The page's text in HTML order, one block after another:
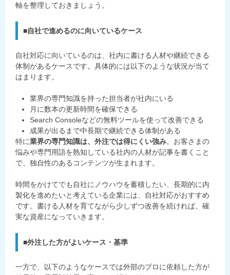
軸を整理しておきましょう。
■自社で進めるのに向いているケース
自社対応に向いているのは、社内に書ける人材や継続できる
体制があるケースです。具体的には以下のような状況が当て
はまります。
業界の専門知識を持った担当者が社内にいる
月に数本の更新時間を確保できる
Search Consoleなどの無料ツールを使って改善できる
成果が出るまで中長期で継続できる体制がある
特に業界の専門知識は、外注では得にくい強み。お客さまの
悩みや専門用語を熟知している社内の人材が記事を書くこと
で、独自性のあるコンテンツが生まれます。
時間をかけてでも自社にノウハウを蓄積したい、長期的に内
製化を進めたいと考えている企業には、自社対応がおすすめ
です。書ける人材を育てながら少しずつ改善を続ければ、確
実な資産になっていきます。
■外注した方がよいケース・基準
一方で、以下のようなケースでは外部のプロに依頼した方が